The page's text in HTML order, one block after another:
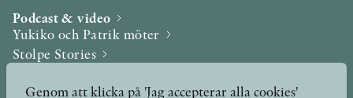
Podcast & video
Yukiko och Patrik möter
Stolpe Stories
Genom att klicka på 'Jag accepterar alla cookies'